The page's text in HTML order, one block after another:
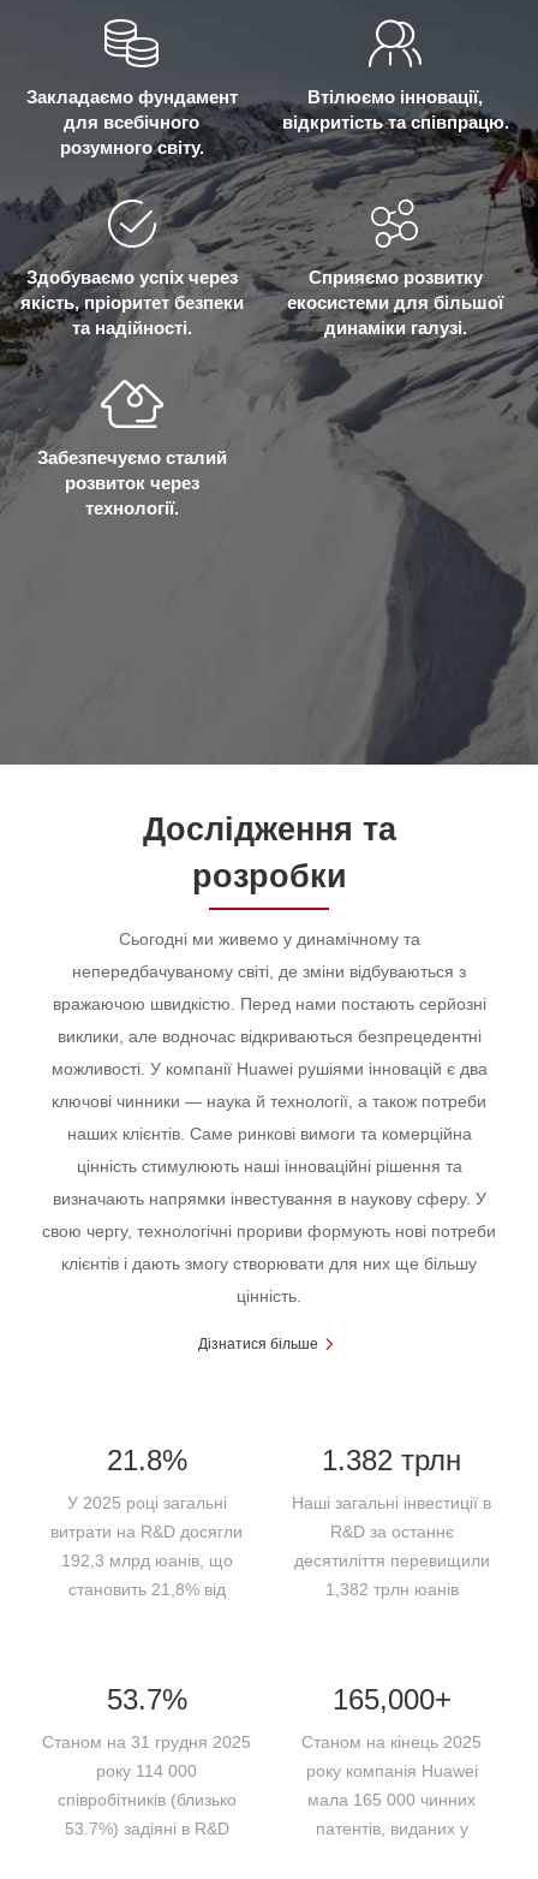
Закладаємо фундамент
для всебічного
розумного світу.
Втілюємо інновації,
відкритість та співпрацю.
Здобуваємо успіх через
якість, пріоритет безпеки
та надійності.
Сприяємо розвитку
екосистеми для більшої
динаміки галузі.
Забезпечуємо сталий
розвиток через
технології.
Дослідження та
розробки
Сьогодні ми живемо у динамічному та
непередбачуваному світі, де зміни відбуваються з
вражаючою швидкістю. Перед нами постають серйозні
виклики, але водночас відкриваються безпрецедентні
можливості. У компанії Huawei рушіями інновацій є два
ключові чинники — наука й технології, а також потреби
наших клієнтів. Саме ринкові вимоги та комерційна
цінність стимулюють наші інноваційні рішення та
визначають напрямки інвестування в наукову сферу. У
свою чергу, технологічні прориви формують нові потреби
клієнтів і дають змогу створювати для них ще більшу
цінність.
Дізнатися більше
21.8%
У 2025 році загальні
витрати на R&D досягли
192,3 млрд юанів, що
становить 21,8% від
1.382 трлн
Наші загальні інвестиції в
R&D за останнє
десятиліття перевищили
1,382 трлн юанів
53.7%
Станом на 31 грудня 2025
року 114 000
співробітників (близько
53.7%) задіяні в R&D
165,000+
Станом на кінець 2025
року компанія Huawei
мала 165 000 чинних
патентів, виданих у